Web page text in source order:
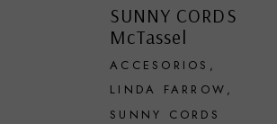
SUNNY CORDS
McTassel
ACCESORIOS
LINDA FARROW
SUNNY CORDS